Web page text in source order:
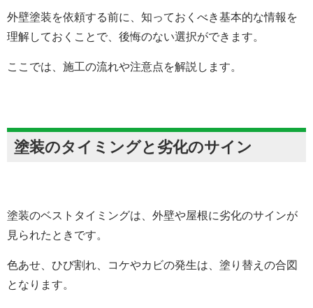
外壁塗装を依頼する前に、知っておくべき基本的な情報を
理解しておくことで、後悔のない選択ができます。
ここでは、施工の流れや注意点を解説します。
塗装のタイミングと劣化のサイン
塗装のベストタイミングは、外壁や屋根に劣化のサインが
見られたときです。
色あせ、ひび割れ、コケやカビの発生は、塗り替えの合図
となります。